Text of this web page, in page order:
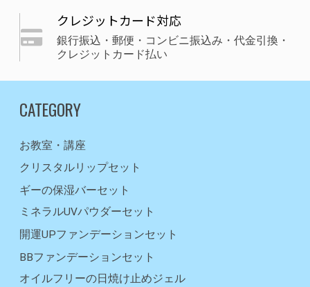
クレジットカード対応
銀行振込・郵便・コンビニ振込み・代金引換・
クレジットカード払い
CATEGORY
お教室・講座
クリスタルリップセット
ギーの保湿バーセット
ミネラルUVパウダーセット
開運UPファンデーションセット
BBファンデーションセット
オイルフリーの日焼け止めジェル